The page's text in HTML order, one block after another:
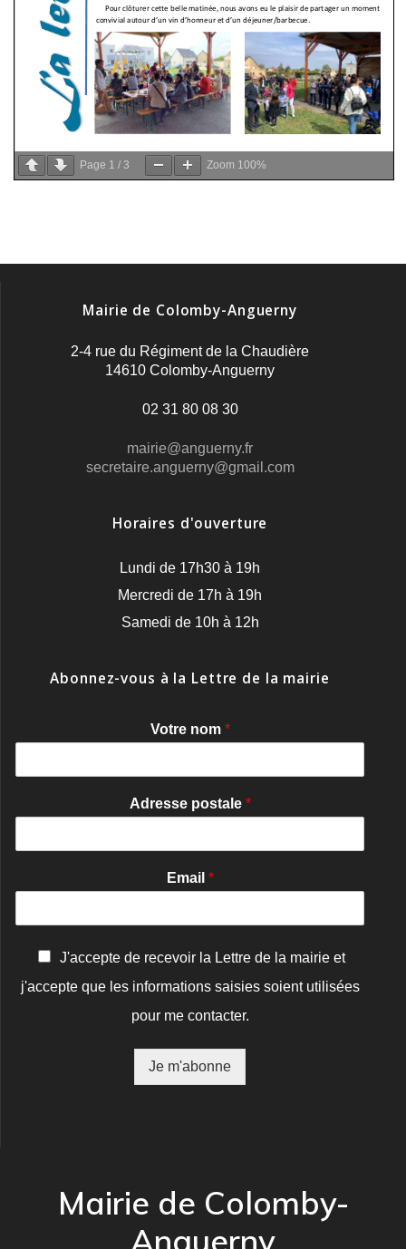
Page 1 / 3 Zoom 100%
Mairie de Colomby-Anguerny
2-4 rue du Régiment de la Chaudière
14610 Colomby-Anguerny
02 31 80 08 30
mairie@anguerny.fr
secretaire.anguerny@gmail.com
Horaires d'ouverture
Lundi de 17h30 à 19h
Mercredi de 17h à 19h
Samedi de 10h à 12h
Abonnez-vous à la Lettre de la mairie
Votre nom *
Adresse postale *
Email *
n
J'accepte de recevoir la Lettre de la mairie et
j'accepte que les informations saisies soient utilisées
pour me contacter.
Je m'abonne
Mairie de Colomby-
Anguerny